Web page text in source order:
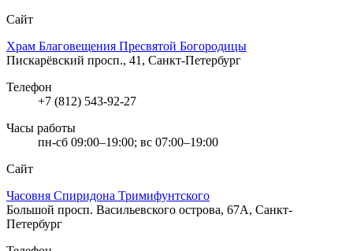
Сайт
Храм Благовещения Пресвятой Богородицы
Пискарёвский просп., 41, Санкт-Петербург
Телефон
+7 (812) 543-92-27
Часы работы
пн-сб 09:00–19:00; вс 07:00–19:00
Сайт
Часовня Спиридона Тримифунтского
Большой просп. Васильевского острова, 67А, Санкт-
Петербург